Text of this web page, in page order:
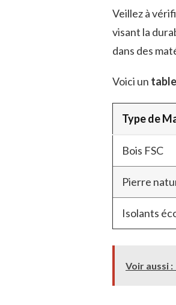
Veillez à
visant la
dans des
Voici un
Type de
Bois FSC
Pierre
Isolants
Voir aussi :